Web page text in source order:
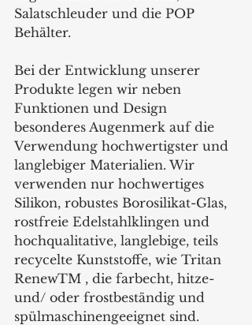
Salatschleuder und die POP
Behälter.
Bei der Entwicklung unserer
Produkte legen wir neben
Funktionen und Design
besonderes Augenmerk auf die
Verwendung hochwertigster und
langlebiger Materialien. Wir
verwenden nur hochwertiges
Silikon, robustes Borosilikat-Glas,
rostfreie Edelstahlklingen und
hochqualitative, langlebige, teils
recycelte Kunststoffe, wie Tritan
RenewTM , die farbecht, hitze-
und/ oder frostbeständig und
spülmaschinengeeignet sind.